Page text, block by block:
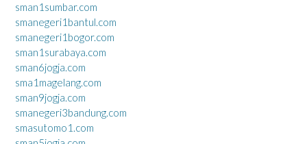
sman1sumbar.com
smanegeri1bantul.com
smanegeri1bogor.com
sman1surabaya.com
sman6jogja.com
sma1magelang.com
sman9jogja.com
smanegeri3bandung.com
smasutomo1.com